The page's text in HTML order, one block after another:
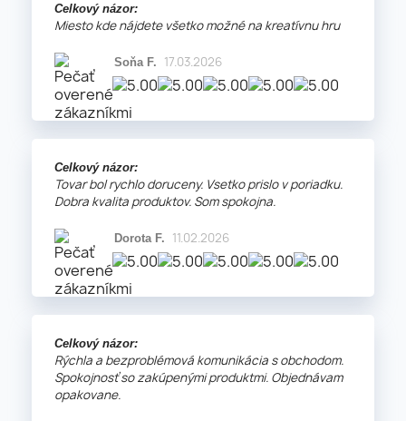
Celkový názor:
Miesto kde nájdete všetko možné na kreatívnu hru
Soňa F. 17.03.2026
Celkový názor:
Tovar bol rychlo doruceny. Vsetko prislo v poriadku.
Dobra kvalita produktov. Som spokojna.
Dorota F. 11.02.2026
Celkový názor:
Rýchla a bezproblémová komunikácia s obchodom.
Spokojnosť so zakúpenými produktmi. Objednávam
opakovane.